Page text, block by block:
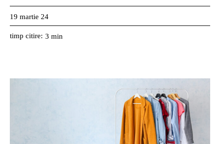
19 martie 24
timp citire: 3 min